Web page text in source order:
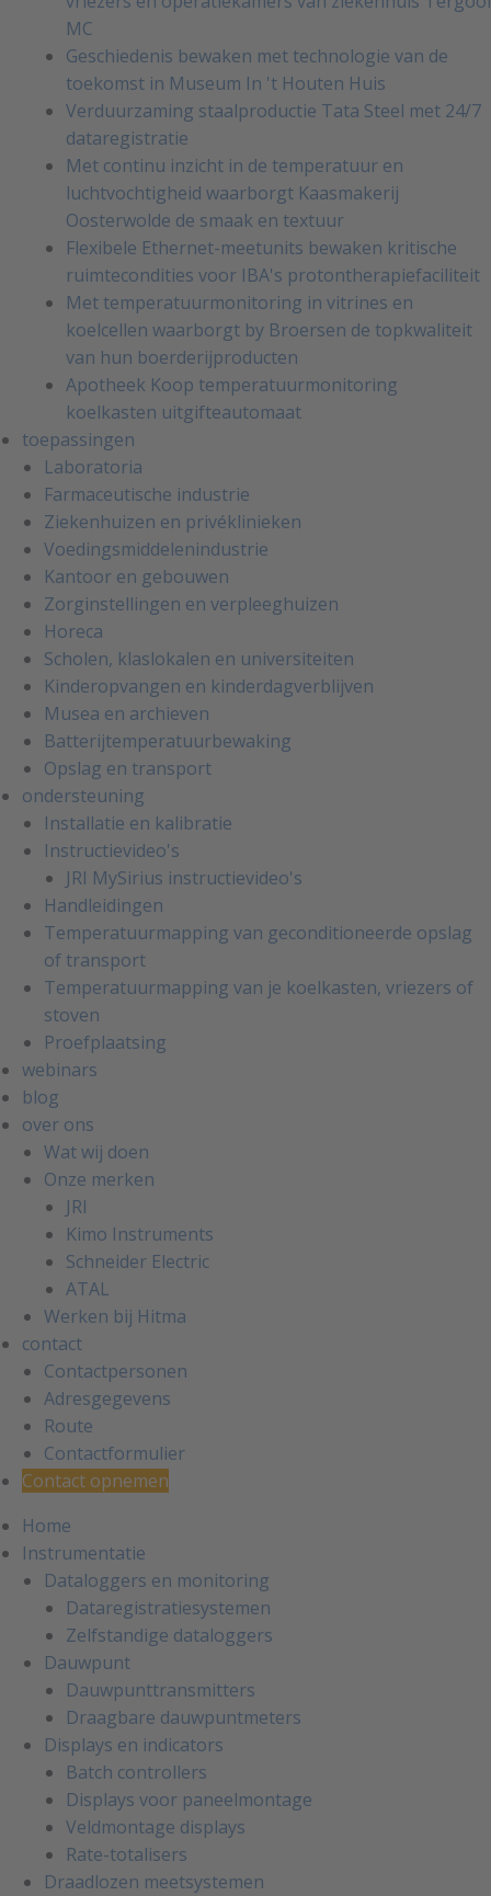
MC
Geschiedenis bewaken met technologie van de
toekomst in Museum In 't Houten Huis
Verduurzaming staalproductie Tata Steel met 24/7
dataregistratie
Met continu inzicht in de temperatuur en
luchtvochtigheid waarborgt Kaasmakerij
Oosterwolde de smaak en textuur
Flexibele Ethernet-meetunits bewaken kritische
ruimtecondities voor IBA's protontherapiefaciliteit
Met temperatuurmonitoring in vitrines en
koelcellen waarborgt by Broersen de topkwaliteit
van hun boerderijproducten
Apotheek Koop temperatuurmonitoring
koelkasten uitgifteautomaat
toepassingen
Laboratoria
Farmaceutische industrie
Ziekenhuizen en privéklinieken
Voedingsmiddelenindustrie
Kantoor en gebouwen
Zorginstellingen en verpleeghuizen
Horeca
Scholen, klaslokalen en universiteiten
Kinderopvangen en kinderdagverblijven
Musea en archieven
Batterijtemperatuurbewaking
Opslag en transport
ondersteuning
Installatie en kalibratie
Instructievideo's
JRI MySirius instructievideo's
Handleidingen
Temperatuurmapping van geconditioneerde opslag
of transport
Temperatuurmapping van je koelkasten, vriezers of
stoven
Proefplaatsing
webinars
blog
over ons
Wat wij doen
Onze merken
JRI
Kimo Instruments
Schneider Electric
ATAL
Werken bij Hitma
contact
Contactpersonen
Adresgegevens
Route
Contactformulier
Contact opnemen
Home
Instrumentatie
Dataloggers en monitoring
Dataregistratiesystemen
Zelfstandige dataloggers
Dauwpunt
Dauwpunttransmitters
Draagbare dauwpuntmeters
Displays en indicators
Batch controllers
Displays voor paneelmontage
Veldmontage displays
Rate-totalisers
Draadlozen meetsystemen